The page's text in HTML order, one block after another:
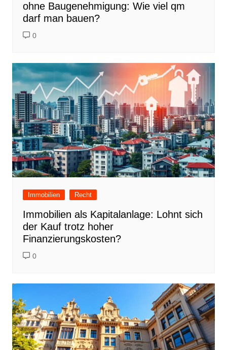
ohne Baugenehmigung: Wie viel qm
darf man bauen?
0
Immobilien Recht
Immobilien als Kapitalanlage: Lohnt sich
der Kauf trotz hoher
Finanzierungskosten?
0